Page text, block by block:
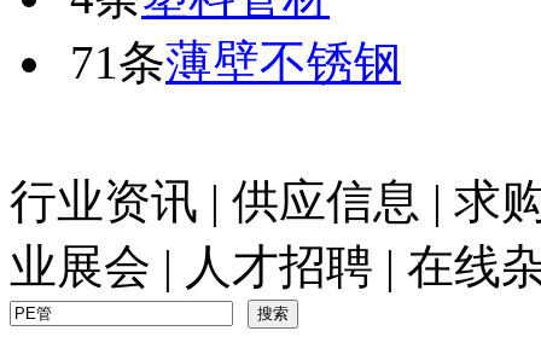
71条薄壁不锈钢
行业资讯 | 供应信息 | 求
业展会 | 人才招聘 | 在线